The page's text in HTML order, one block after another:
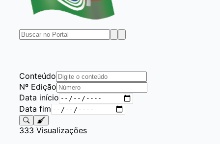
Conteúdo
Nº Edição
Data início
Data fim
333 Visualizações